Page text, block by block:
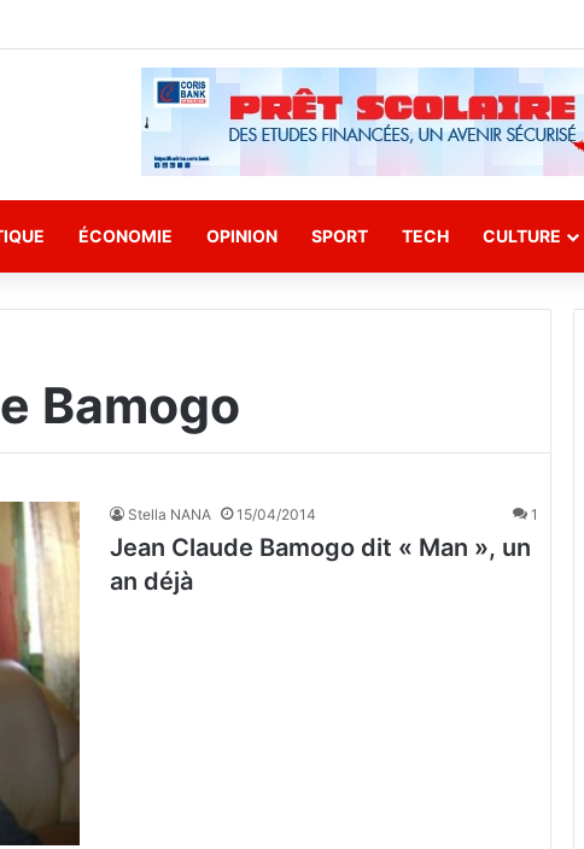
ÉCONOMIE OPINION SPORT TECH CULTURE
Bamogo
Stella NANA 15/04/2014 1
Jean Claude Bamogo dit « Man », un
an déjà